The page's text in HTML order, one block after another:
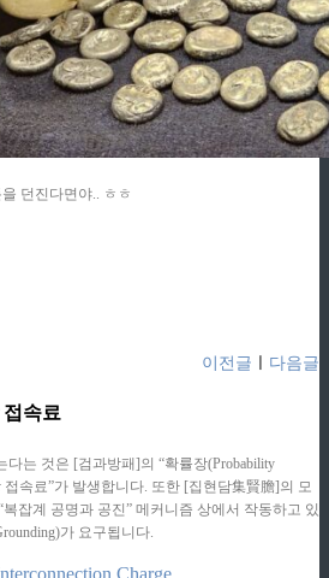
을 던진다면야.. ㅎㅎ
이전글 다음글
속료
는 것은 [검과방패]의 “확률장(Probability
접속료”가 발생합니다. 또한 [집현담集賢膽]의 모
잡계 공명과 공진” 메커니즘 상에서 작동하고 있
가 요구됩니다.
Charge